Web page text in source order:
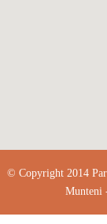
© Copyright 2014
Munteni